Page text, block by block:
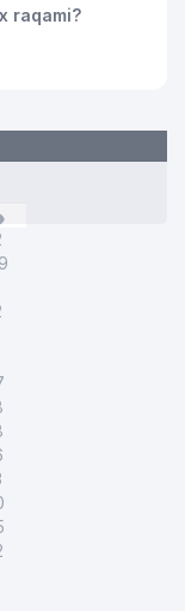
raqami?